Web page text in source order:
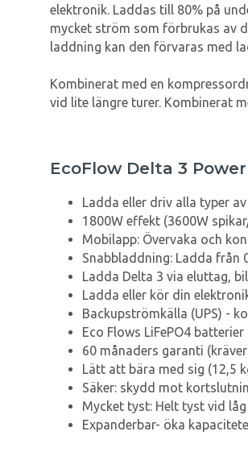
elektronik. Laddas till 80% på
mycket ström som förbrukas av
laddning kan den förvaras med
Kombinerat med en
vid lite längre turer. Kombinerat
EcoFlow Delta 3
Ladda eller driv alla typer
1800W effekt (3600W
Mobilapp: Övervaka och
Snabbladdning: Ladda från
Ladda Delta 3 via eluttag,
Ladda eller kör din
Backupströmkälla (UPS) -
Eco Flows LiFePO4
60 månaders garanti
Lätt att bära med sig (12,5
Säker: skydd mot
Mycket tyst: Helt tyst vid
Expanderbar- öka